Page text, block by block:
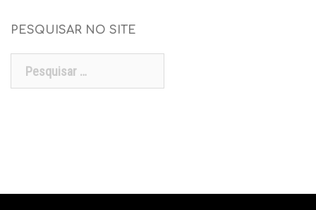
PESQUISAR NO SITE
Pesquisar
por: